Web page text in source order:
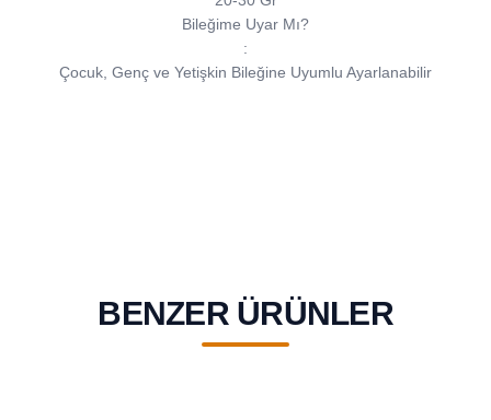
Bileğime Uyar Mı?
:
Çocuk, Genç ve Yetişkin Bileğine Uyumlu Ayarlanabilir
BENZER ÜRÜNLER